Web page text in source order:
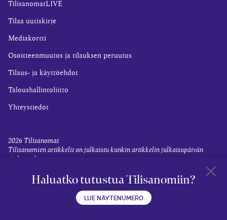
TilisanomatLIVE
Tilaa uutiskirje
Mediakortti
Osoitteenmuutos ja tilauksen peruutus
Tilaus- ja käyttöehdot
Taloushallintoliitto
Yhteystiedot
2026 Tilisanomat
Tilisanomien artikkelit on julkaistu kunkin artikkelin julkaisupäivän
tiedon valossa.
EvästevalinnatHaluatko tutustua Tilisanomiin?
LUE NÄYTENUMERO